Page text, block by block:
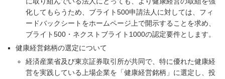
化してもらうため、ブライト500申請法人に対しては、フィ
ードバックシートをホームページ上で開示することを求め、
ブライト500・ネクストブライト1000の認定要件とします。
健康経営銘柄の選定について
経済産業省及び東京証券取引所が共同で、特に優れた健康経
営を実践している上場企業を「健康経営銘柄」に選定し、投